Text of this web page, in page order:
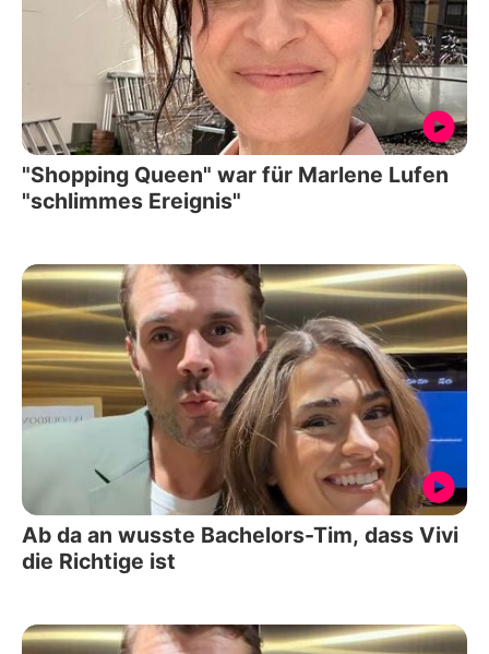
"Shopping Queen" war für Marlene Lufen
"schlimmes Ereignis"
Ab da an wusste Bachelors-Tim, dass Vivi
die Richtige ist